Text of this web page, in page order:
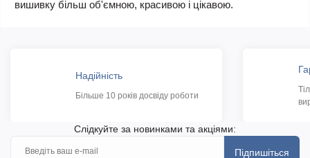
вишивку більш об'ємною, красивою і цікавою.
Надійність
Більше 10 років досвіду роботи
Слідкуйте за новинками та акціями:
Підпишіться